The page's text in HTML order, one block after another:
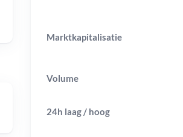
Marktkapitalisatie
Volume
24h laag / hoog